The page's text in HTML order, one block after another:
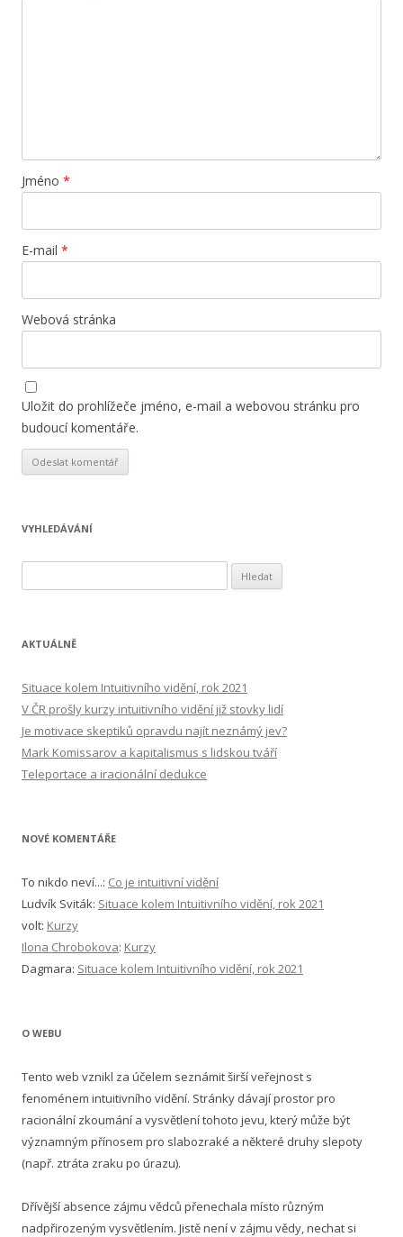
Jméno *
E-mail *
Webová stránka
Uložit do prohlížeče jméno, e-mail a webovou stránku pro
budoucí komentáře.
VYHLEDÁVÁNÍ
AKTUÁLNĚ
Situace kolem Intuitivního vidění, rok 2021
V ČR prošly kurzy intuitivního vidění již stovky lidí
Je motivace skeptiků opravdu najít neznámý jev?
Mark Komissarov a kapitalismus s lidskou tváří
Teleportace a iracionální dedukce
NOVÉ KOMENTÁŘE
To nikdo neví...: Co je intuitivní vidění
Ludvík Sviták: Situace kolem Intuitivního vidění, rok 2021
volt: Kurzy
Ilona Chrobokova: Kurzy
Dagmara: Situace kolem Intuitivního vidění, rok 2021
O WEBU
Tento web vznikl za účelem seznámit širší veřejnost s
fenoménem intuitivního vidění. Stránky dávají prostor pro
racionální zkoumání a vysvětlení tohoto jevu, který může být
významným přínosem pro slabozraké a některé druhy slepoty
(např. ztráta zraku po úrazu).
Dřívější absence zájmu vědců přenechala místo různým
nadpřirozeným vysvětlením. Jistě není v zájmu vědy, nechat si